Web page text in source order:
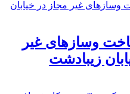
وسازهای غیر
زیبادشت